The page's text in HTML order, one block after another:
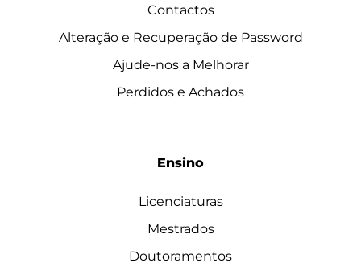
Contactos
Alteração e Recuperação de Password
Ajude-nos a Melhorar
Perdidos e Achados
Ensino
Licenciaturas
Mestrados
Doutoramentos